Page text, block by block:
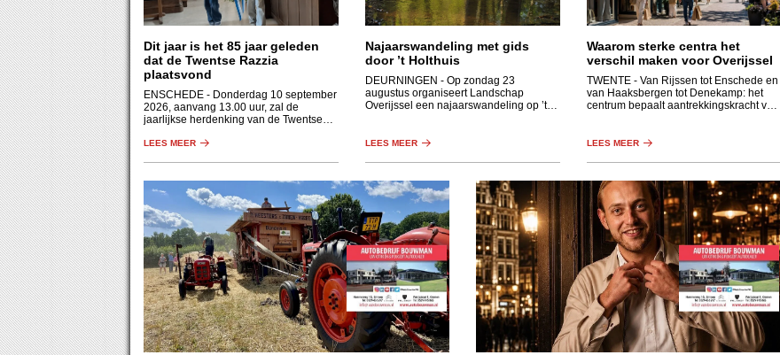
Dit jaar is het 85 jaar geleden
dat de Twentse Razzia
plaatsvond
ENSCHEDE - Donderdag 10 september
2026, aanvang 13.00 uur, zal de
jaarlijkse herdenking van de Twentse
Prinsestraat 14 te Enschede.
LEES MEER
Najaarswandeling met gids
door ’t Holthuis
DEURNINGEN - Op zondag 23
augustus organiseert Landschap
Overijssel een najaarswandeling op ’t
beek, essen, graslanden, houtwallen en
LEES MEER
Waarom sterke centra het
verschil maken voor Overijssel
TWENTE - Van Rijssen tot Enschede en
van Haaksbergen tot Denekamp: het
centrum bepaalt aantrekkingskracht van
LEES MEER